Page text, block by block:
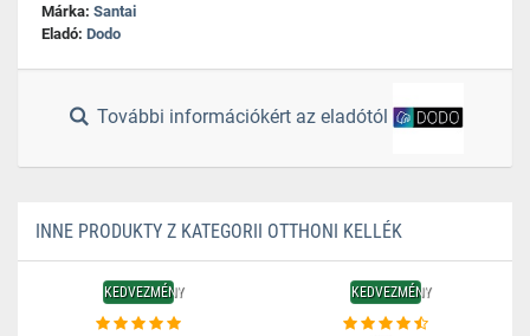
Márka: Santai
Eladó: Dodo
További információkért az eladótól
INNE PRODUKTY Z KATEGORII OTTHONI KELLÉK
KEDVEZMÉNY KEDVEZMÉNY